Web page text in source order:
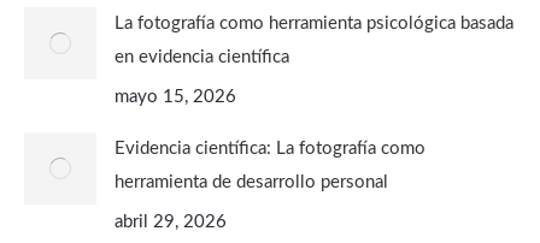
La fotografía como herramienta psicológica basada
en evidencia científica
mayo 15, 2026
Evidencia científica: La fotografía como
herramienta de desarrollo personal
abril 29, 2026